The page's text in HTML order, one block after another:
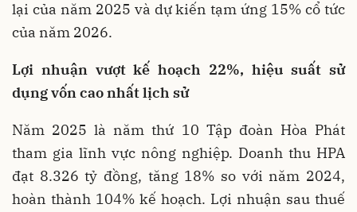
lại của năm 2025 và dự kiến tạm ứng 15% cổ tức
của năm 2026.
Lợi nhuậnvượt kế hoạch 22%, hiệu suất sử
dụng vốn cao nhất lịch sử
Năm 2025 là năm thứ 10 Tập đoàn Hòa Phát
tham gia lĩnh vực nông nghiệp. Doanh thu HPA
đạt 8.326 tỷ đồng, tăng 18% so với năm 2024,
hoàn thành 104% kế hoạch. Lợi nhuận sau thuế